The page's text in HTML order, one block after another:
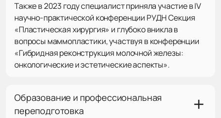
Также в 2023 году специалист приняла участие в IV
научно-практической конференции РУДН Секция
«Пластическая хирургия» и глубоко вникла в
вопросы маммопластики, участвуя в конференции
«Гибридная реконструкция молочной железы:
онкологические и эстетические аспекты».
Образование и профессиональная
переподготовка